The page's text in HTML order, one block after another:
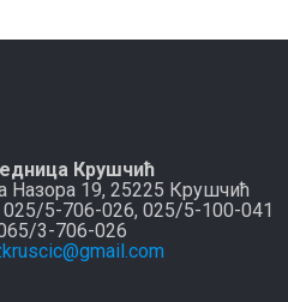
Крушчић
Назора 19, 25225 Крушчић
5-706-026, 025/5-100-041
3-706-026